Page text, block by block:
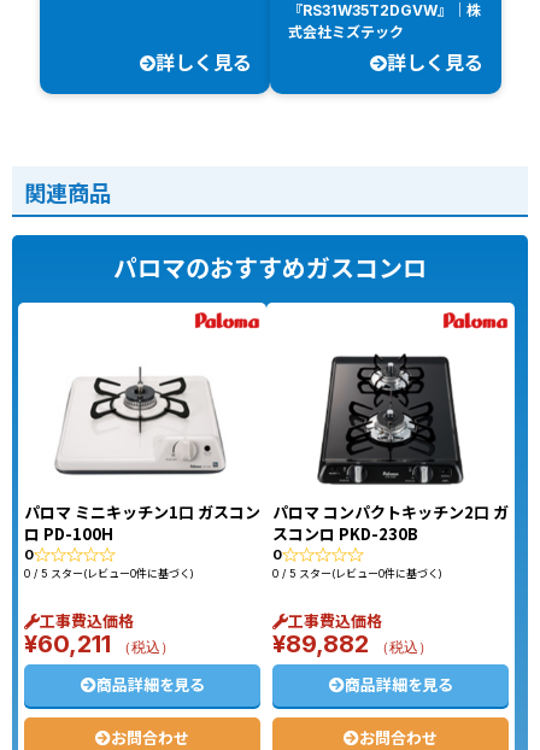
詳しく見る
『RS31W35T2DGVW』｜株
式会社ミズテック
詳しく見る
関連商品
パロマのおすすめガスコンロ
パロマ ミニキッチン1口 ガスコン
ロ PD-100H
0
0 / 5 スター(レビュー0件に基づく)
工事費込価格
¥60,211 （税込）
商品詳細を見る
お問合わせ
パロマ コンパクトキッチン2口 ガ
スコンロ PKD-230B
0
0 / 5 スター(レビュー0件に基づく)
工事費込価格
¥89,882 （税込）
商品詳細を見る
お問合わせ